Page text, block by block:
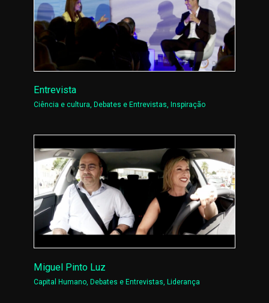
Entrevista
Ciência e cultura, Debates e Entrevistas, Inspiração
Miguel Pinto Luz
Capital Humano ,Debates e Entrevistas ,Liderança